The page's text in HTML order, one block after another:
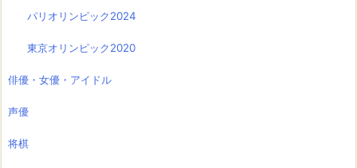
パリオリンピック2024
東京オリンピック2020
俳優・女優・アイドル
声優
将棋